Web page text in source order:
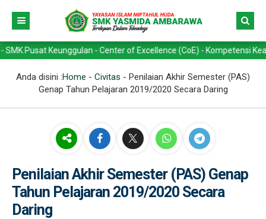
Keunggulan - Center of Excellence (CoE) - Kompetensi
Anda disini :Home - Civitas - Penilaian Akhir Semester (PAS)
Genap Tahun Pelajaran 2019/2020 Secara Daring
Penilaian Akhir Semester (PAS) Genap
Tahun Pelajaran 2019/2020 Secara
Daring